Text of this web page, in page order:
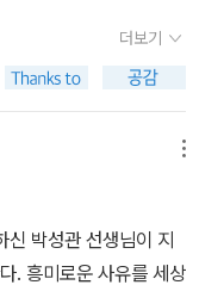
만, 그녀는 바이올린을
트로서 그녀의 커리어
생을 살고 있는 것일
​​-바이올리니스트 채송
했을 때 가장 늦게 음
마도 서울대?) 경영학
에 들어갔다. 재능에서
귀속되리라는 것은 의
다. 그리고 그 힘은 사
는 생명을 가진다고
재를 보존하는 힘은 다
부르는 사람들이 가
에 대해서> 2. 일
더보기
신 박성관 선생님이 지
. 흥미로운 사유를 세상